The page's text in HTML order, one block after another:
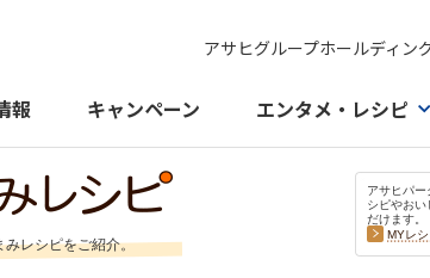
アサヒグループホールディン
報 キャンペーン エンタメ・レシピ
みレシピをご紹介。
アサヒパー
シピやおい
だけます。
MYレ